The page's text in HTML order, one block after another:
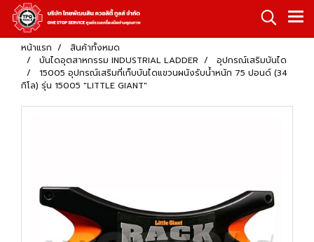
หน้าแรก
สินค้าทั้งหมด
บันไดอุตสาหกรรม INDUSTRIAL LADDER
อุปกรณ์เสริมบันได
15005 อุปกรณ์เสริมที่เก็บบันไดแขวนผนังรับน้ำหนัก 75 ปอนด์ (34
กิโล) รุ่น 15005 "LITTLE GIANT"